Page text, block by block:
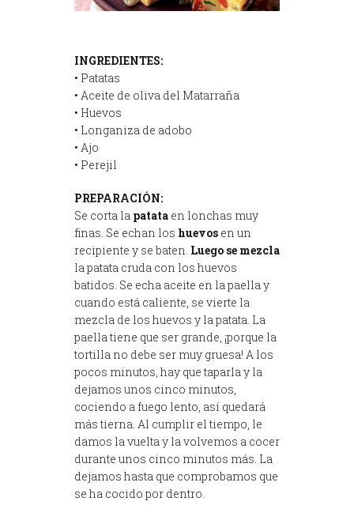
INGREDIENTES:
• Patatas
• Aceite de oliva del Matarraña
• Huevos
• Longaniza de adobo
• Ajo
• Perejil
PREPARACIÓN:
Se corta la patata en lonchas muy
finas. Se echan los huevos en un
recipiente y se baten. Luego se mezcla
la patata cruda con los huevos
batidos. Se echa aceite en la paella y
cuando está caliente, se vierte la
mezcla de los huevos y la patata. La
paella tiene que ser grande, ¡porque la
tortilla no debe ser muy gruesa! A los
pocos minutos, hay que taparla y la
dejamos unos cinco minutos,
cociendo a fuego lento, así quedará
más tierna. Al cumplir el tiempo, le
damos la vuelta y la volvemos a cocer
durante unos cinco minutos más. La
dejamos hasta que comprobamos que
se ha cocido por dentro.